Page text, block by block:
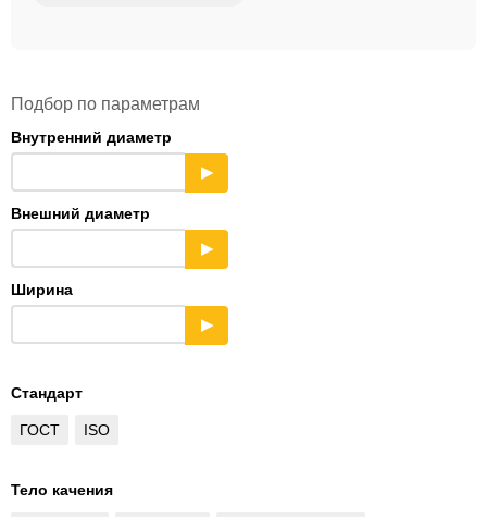
Подбор по параметрам
Внутренний диаметр
▶
Внешний диаметр
▶
Ширина
▶
Стандарт
ГОСТ ISO
Тело качения